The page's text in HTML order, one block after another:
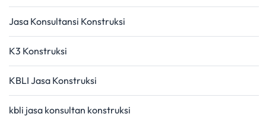
Jasa Konsultansi Konstruksi
K3 Konstruksi
KBLI Jasa Konstruksi
kbli jasa konsultan konstruksi